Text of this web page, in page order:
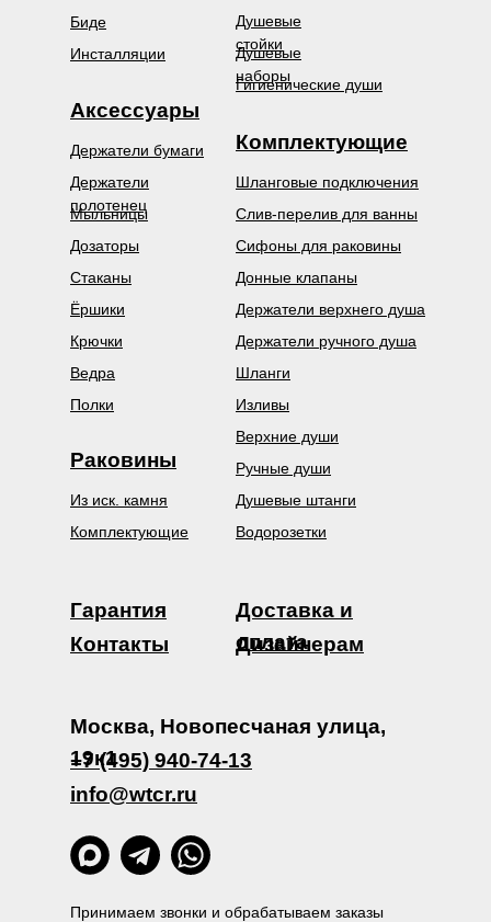
Гигиенические души
Аксессуары
Держатели бумаги
Держатели
полотенец
Мыльницы
Раковины
Из иск. камня
Комплектующие
Комплектующие
Шланговые подключения
Слив-перелив для ванны
Сифоны для раковины
Донные клапаны
Дизайнерам
Доставка и
оплата
Гарантия
Контакты
Душевые
стойки
Душевые
наборы
Дозаторы
Держатели верхнего душа
Инсталляции
Биде
Стаканы
Ёршики
Крючки
Ведра
Полки
Держатели ручного душа
Шланги
Изливы
Верхние души
Ручные души
Москва, Новопесчаная улица,
19к1
info@wtcr.ru
+7 (495) 940-74-13
Душевые штанги
Водорозетки
Принимаем звонки и обрабатываем заказы